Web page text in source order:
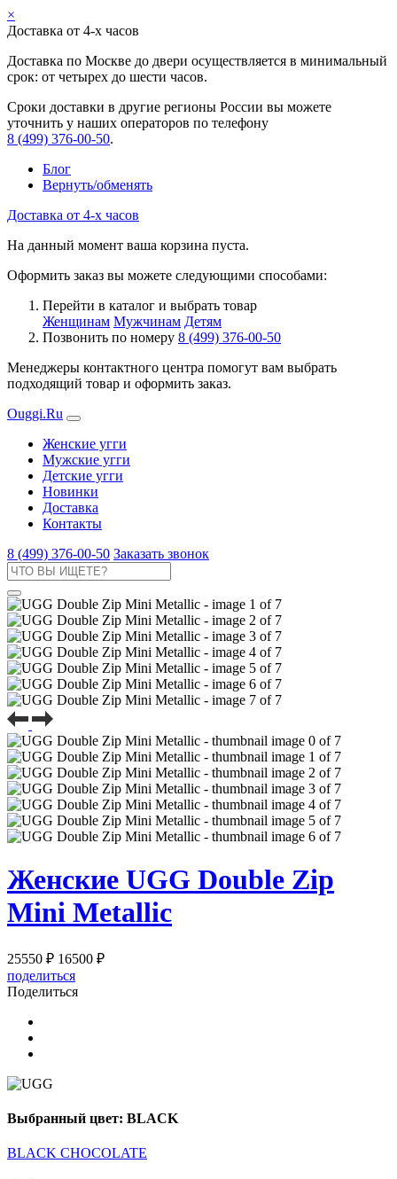
×
Доставка от 4-х часов
Доставка по Москве до двери осуществляется в минимальный
срок: от четырех до шести часов.
Сроки доставки в другие регионы России вы можете
уточнить у наших операторов по телефону
8 (499) 376-00-50.
Блог
Вернуть/обменять
Доставка от 4-х часов
На данный момент ваша корзина пуста.
Оформить заказ вы можете следующими способами:
Перейти в каталог и выбрать товар
Женщинам Мужчинам Детям
Позвонить по номеру 8 (499) 376-00-50
Менеджеры контактного центра помогут вам выбрать
подходящий товар и оформить заказ.
Ouggi.Ru
Женские угги
Мужские угги
Детские угги
Новинки
Доставка
Контакты
8 (499) 376-00-50 Заказать звонок
Женские UGG Double Zip
Mini Metallic
25550 ₽ 16500 ₽
поделиться
Поделиться
Выбранный цвет: BLACK
BLACK CHOCOLATE